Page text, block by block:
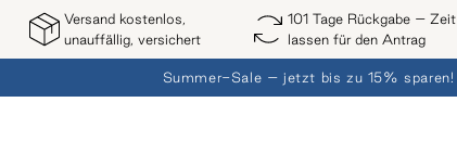
Versand kostenlos,
unauffällig, versichert
101 Tage Rückgabe – Zeit
lassen für den Antrag
Summer-Sale – jetzt bis zu 15% sparen!